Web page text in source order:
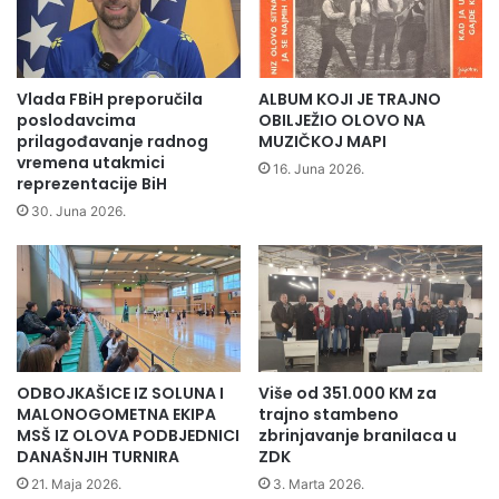
zdk.ba
impresionirana kretivnošću, timskim radom i entuzijazmom
učenika iz Zenice, Sarajeva, Olova, Širokog Brijega, Tešnja,
Vareša, Breze, Nemile i Gruda, čiji su projekti uspješno
prošli prvu fazu ocjenjivanja.
“Divno je vidjeti pozitivan uticaj koji je program imao u
učionicama širom Bosne i Hercegovine”, kazala je Halilović.
Ministar Spahija Kozlić je izrazio zadovoljstvo što je među
Vlada FBiH preporučila
poslodavcima
prilagođavanje radnog
vremena utakmici
reprezentacije BiH
30. Juna 2026.
ALBUM KOJI JE TRAJNO
OBILJEŽIO OLOVO NA
MUZIČKOJ MAPI
16. Juna 2026.
ODBOJKAŠICE IZ SOLUNA I
MALONOGOMETNA EKIPA
MSŠ IZ OLOVA PODBJEDNICI
DANAŠNJIH TURNIRA
21. Maja 2026.
Više od 351.000 KM za
trajno stambeno
zbrinjavanje branilaca u
ZDK
3. Marta 2026.